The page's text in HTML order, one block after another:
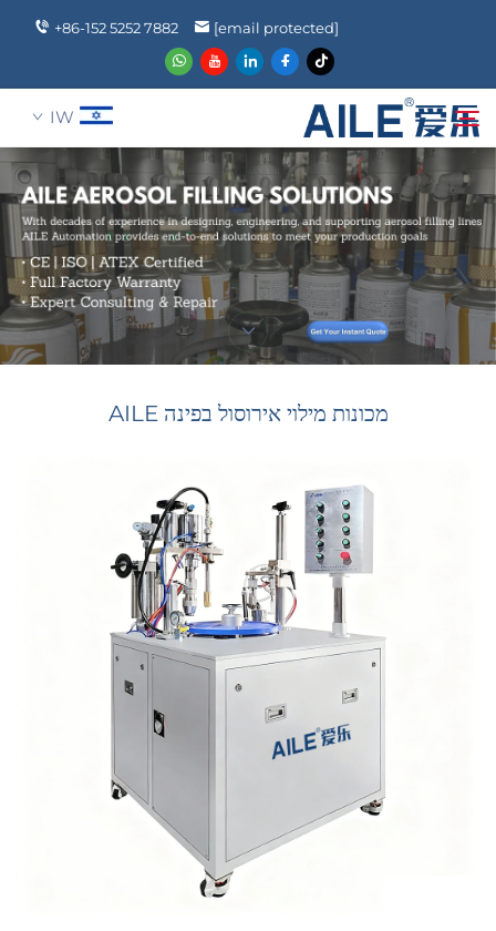
+86-152 5252 7882 [email protected]
IW
אודותינו
מוצרים
חֲדָשִים
שאלה נפוצה
לְהִתְחַבֵּר אֵלֵינוּ
חיפוש
מכונות מילוי אירוסול בפינה AILE